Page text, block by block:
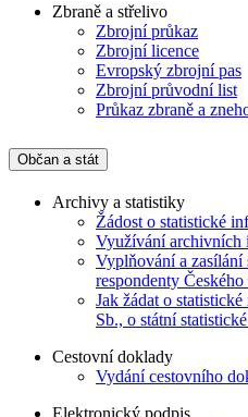
Zbraně a střelivo
Zbrojní průkaz
Zbrojní licence
Evropský zbrojní pas
Zbrojní průvodní list
Průkaz zbraně a
Občan a stát
Archivy a statistiky
Žádost o statistické
Využívání archivních
Vyplňování a
respondenty
Jak žádat o
Sb., o státní
Cestovní doklady
Vydání cestovního
Elektronický podpis